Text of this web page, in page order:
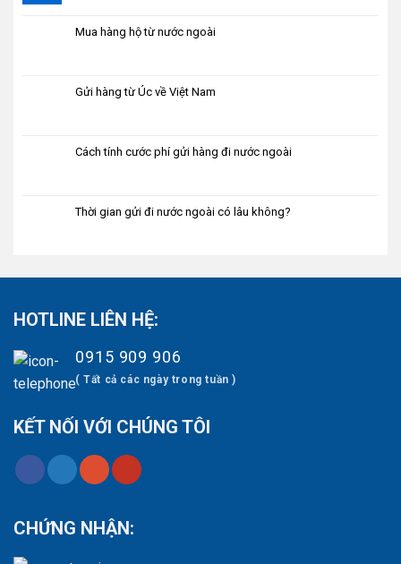
Mua hàng hộ từ nước ngoài
Gửi hàng từ Úc về Việt Nam
Cách tính cước phí gửi hàng đi nước ngoài
Thời gian gửi đi nước ngoài có lâu không?
HOTLINE LIÊN HỆ:
0915 909 906
( Tất cả các ngày trong tuần )
KẾT NỐI VỚI CHÚNG TÔI
CHỨNG NHẬN: